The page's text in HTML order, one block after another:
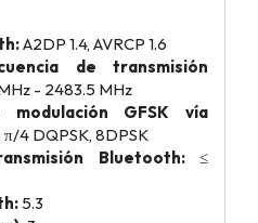
A2DP 1.4, AVRCP 1.6
de transmisión
- 2483.5 MHz
modulación GFSK vía
π/4 DQPSK, 8DPSK
Bluetooth: ≤
5.3